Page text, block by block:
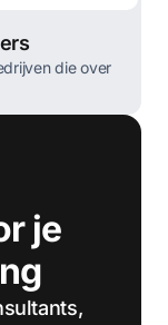
die over
je